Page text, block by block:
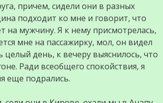
причем, сидели они в разных
подходит ко мне и говорит, что
мужчину. Я к нему присмотрелась,
мне на пассажирку, мол, он видел
целый день, к вечеру выяснилось, что
Ради всеобщего спокойствия, я
еще подрались.